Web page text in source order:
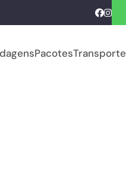
PacotesTransporte